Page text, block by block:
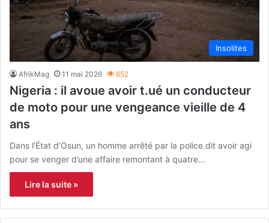
Insolites
AfrikMag 11 mai 2026 652
Nigeria : il avoue avoir t.ué un conducteur
de moto pour une vengeance vieille de 4
ans
Dans l’État d’Osun, un homme arrêté par la police dit avoir agi
pour se venger d’une affaire remontant à quatre…
Lire la suite »